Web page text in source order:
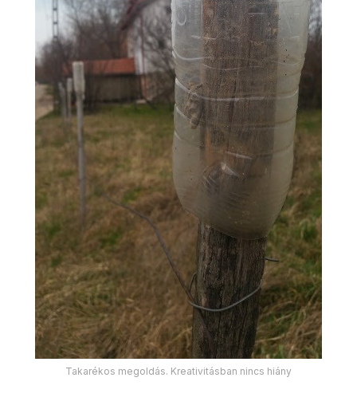
Takarékos megoldás. Kreativitásban nincs hiány